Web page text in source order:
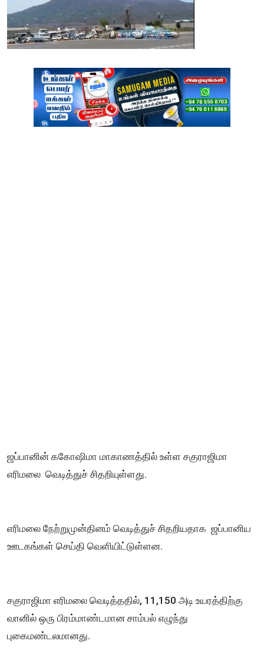
ஜப்பானின் ககோஷிமா மாகாணத்தில் உள்ள சகுராஜிமா
எரிமலை வெடித்துச் சிதறியுள்ளது.
எரிமலை நேற்றுமுன்தினம் வெடித்துச் சிதறியதாக ஜப்பானிய
ஊடகங்கள் செய்தி வெளியிட்டுள்ளன.
சகுராஜிமா எரிமலை வெடித்ததில், 11,150 அடி உயரத்திற்கு
வானில் ஒரு பிரம்மாண்டமான சாம்பல் எழுந்து
புகைமண்டலமானது.